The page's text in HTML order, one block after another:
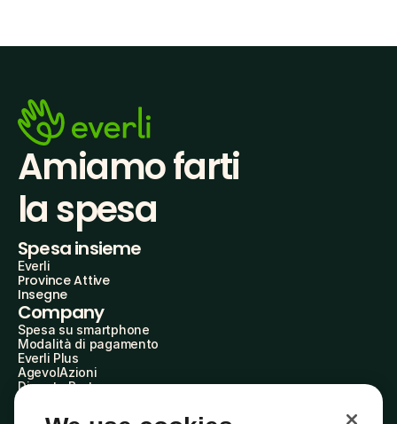
Amiamo farti
la spesa
Spesa insieme
Everli
Province Attive
Insegne
Company
Spesa su smartphone
Modalità di pagamento
Everli Plus
AgevolAzioni
Diventa Partner
Everli Shoppers